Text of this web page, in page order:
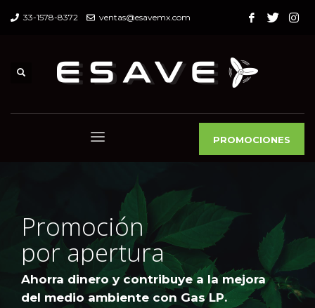
33-1578-8372 ventas@esavemx.com
PROMOCIONES